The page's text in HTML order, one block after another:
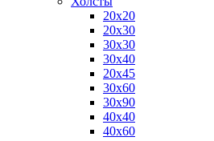
20х20
20х30
30х30
30х40
20х45
30х60
30х90
40х40
40х60